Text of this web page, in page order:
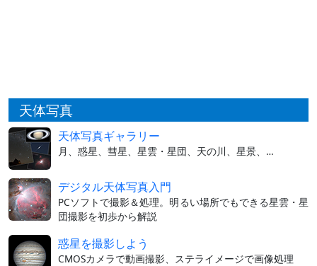
天体写真
天体写真ギャラリー
月、惑星、彗星、星雲・星団、天の川、星景、…
デジタル天体写真入門
PCソフトで撮影＆処理。明るい場所でもできる星雲・星
団撮影を初歩から解説
惑星を撮影しよう
CMOSカメラで動画撮影、ステライメージで画像処理